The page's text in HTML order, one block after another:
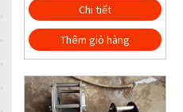
Chi tiết
Thêm giỏ hàng